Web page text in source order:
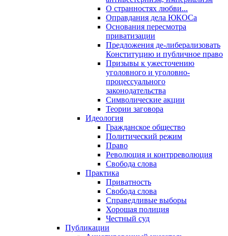
О странностях любви...
Оправдания дела ЮКОСа
Основания пересмотра
приватизации
Предложения де-либерализовать
Конституцию и публичное право
Призывы к ужесточению
уголовного и уголовно-
процессуального
законодательства
Символические акции
Теории заговора
Идеология
Гражданское общество
Политический режим
Право
Революция и контрреволюция
Свобода слова
Практика
Приватность
Свобода слова
Справедливые выборы
Хорошая полиция
Честный суд
Публикации